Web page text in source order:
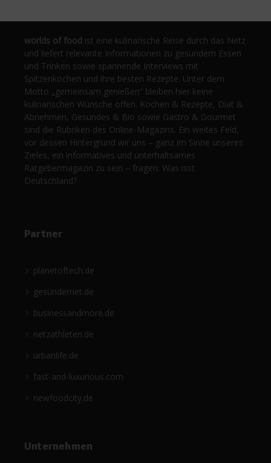
worlds of food ist eine kulinarische Reise durch das Netz
und liefert relevante Informationen zu gesundem Essen
und Trinken sowie spannende Interviews mit
Spitzenköchen und ihre besten Rezepte. Unter dem
Motto „gemeinsam genießen“ bleiben hier keine
kulinarischen Wünsche offen. Kochen & Rezepte, Diät &
Abnehmen, Gesundes & Bio sowie Gastro & Gourmet
sind die Rubriken des Online-Magazins. Ein weites Feld,
vor dessen Hintergrund wir uns – ganz im Sinne unseres
Zieles, ein informatives und unterhaltsames
Ratgebermagazin zu sein – fragen: Was isst
Deutschland?
Partner
planetoftech.de
gesündernet.de
businessandmore.de
netzathleten.de
urbanlife.de
fast-and-luxurious.com
newfoodcity.de
Unternehmen